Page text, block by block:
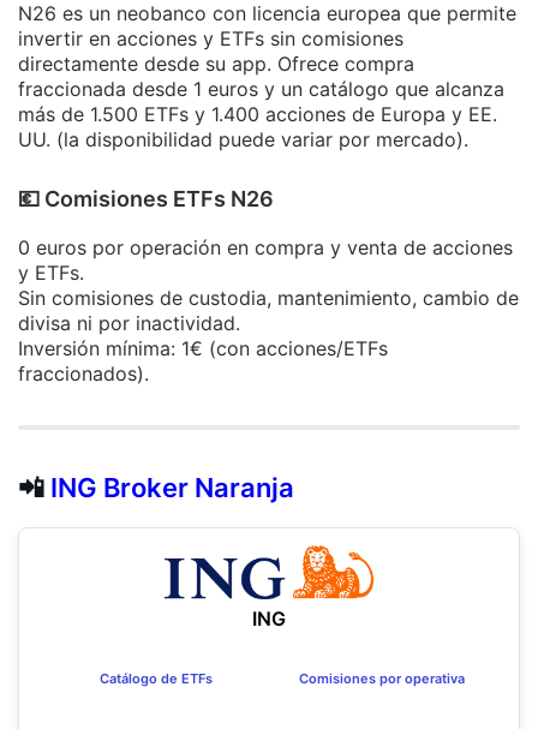
N26 es un neobanco con licencia europea que permite
invertir en acciones y ETFs sin comisiones
directamente desde su app. Ofrece compra
fraccionada desde 1 euros y un catálogo que alcanza
más de 1.500 ETFs y 1.400 acciones de Europa y EE.
UU. (la disponibilidad puede variar por mercado).
​💶​ Comisiones ETFs N26
0 euros por operación en compra y venta de acciones
y ETFs.
Sin comisiones de custodia, mantenimiento, cambio de
divisa ni por inactividad.
Inversión mínima: 1€ (con acciones/ETFs
fraccionados).
📲 ING Broker Naranja
ING
Catálogo de ETFs Comisiones por operativa